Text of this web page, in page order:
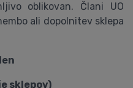
oblikovan. Člani UO
ali dopolnitev sklepa
sklepov)